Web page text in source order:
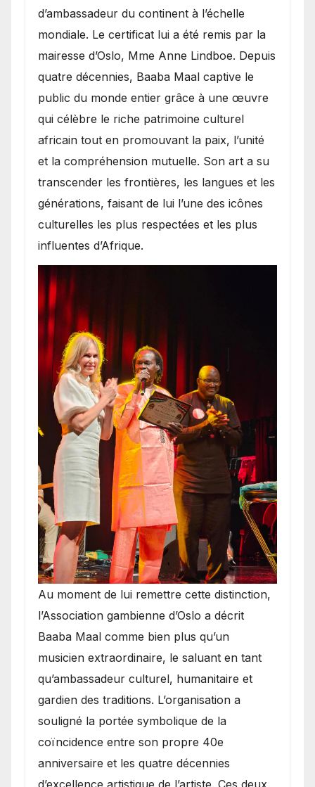
d’ambassadeur du continent à l’échelle
mondiale. Le certificat lui a été remis par la
mairesse d’Oslo, Mme Anne Lindboe. Depuis
quatre décennies, Baaba Maal captive le
public du monde entier grâce à une œuvre
qui célèbre le riche patrimoine culturel
africain tout en promouvant la paix, l’unité
et la compréhension mutuelle. Son art a su
transcender les frontières, les langues et les
générations, faisant de lui l’une des icônes
culturelles les plus respectées et les plus
influentes d’Afrique.
​Au moment de lui remettre cette distinction,
l’Association gambienne d’Oslo a décrit
Baaba Maal comme bien plus qu’un
musicien extraordinaire, le saluant en tant
qu’ambassadeur culturel, humanitaire et
gardien des traditions. L’organisation a
souligné la portée symbolique de la
coïncidence entre son propre 40e
anniversaire et les quatre décennies
d’excellence artistique de l’artiste. Ces deux